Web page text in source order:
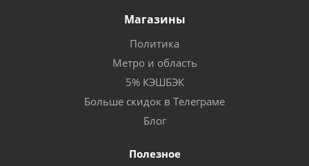
Магазины
Политика
Метро и область
5% КЭШБЭК
Больше скидок в Телеграме
Блог
Полезное